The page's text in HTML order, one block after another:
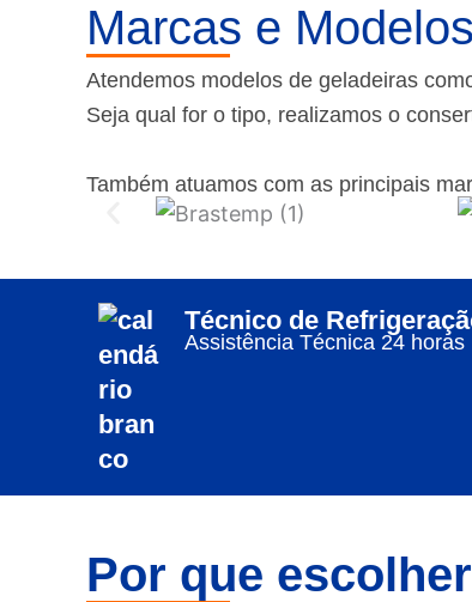
Marcas e
Atendemos modelos de geladeiras
Seja qual for o tipo, realizamos o
Também atuamos com as principais
Técnico de
Assistência Técnica 24 horas
Por que escolher